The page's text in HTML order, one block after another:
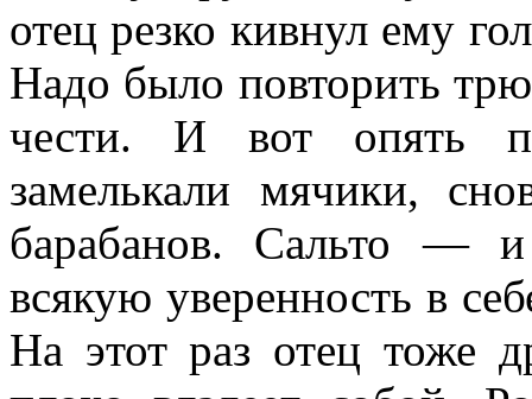
отец резко кивнул ему
Надо было повторить
чести. И вот опять
замелькали мячики,
барабанов. Сальто — и
всякую уверенность в
На этот раз отец тоже